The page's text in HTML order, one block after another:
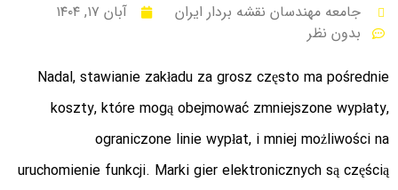
جامعه مهندسان نقشه بردار ایران
آبان ۱۷, ۱۴۰۴
بدون نظر
Nadal, stawianie zakładu za grosz często ma pośrednie
koszty, które mogą obejmować zmniejszone wypłaty,
ograniczone linie wypłat, i mniej możliwości na
uruchomienie funkcji. Marki gier elektronicznych są częścią